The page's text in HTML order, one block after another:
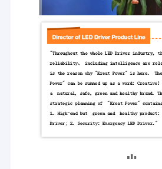
現在,ディム可能なLEDドライバの大半は
点滅する問題 (特にPWMタイプ) があり
発した点滅のないディミング技術は,ほ
すことができます..
典型的な製品:MLシリーズとKLシリーズ
LED照明のための緊急用パック
2016年から,メリーテックは,セイリング
イト,ダウンライト,パネルライトなどの
の高品質の緊急パックに専念しています
保証する すべての私たちの範囲で使用さ